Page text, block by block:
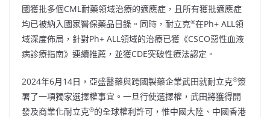
國獲批多個CML耐藥領域治療的適應症，且所有獲批適應症
均已被納入國家醫保藥品目錄。同時，耐立克®在Ph+ ALL領
域深度佈局，針對Ph+ ALL領域的治療已獲《CSCO惡性血液
病診療指南》連續推薦，並獲CDE突破性療法認定。
2024年6月14日，亞盛醫藥與跨國製藥企業武田就耐立克®簽
署了一項獨家選擇權事宜。一旦行使選擇權，武田將獲得開
發及商業化耐立克®的全球權利許可，惟中國大陸、中國香港